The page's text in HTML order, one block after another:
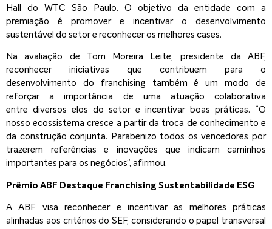
Hall do WTC São Paulo. O objetivo da entidade com a
premiação é promover e incentivar o desenvolvimento
sustentável do setor e reconhecer os melhores cases.
Na avaliação de Tom Moreira Leite, presidente da ABF,
reconhecer iniciativas que contribuem para o
desenvolvimento do franchising também é um modo de
reforçar a importância de uma atuação colaborativa
entre diversos elos do setor e incentivar boas práticas. “O
nosso ecossistema cresce a partir da troca de conhecimento e
da construção conjunta. Parabenizo todos os vencedores por
trazerem referências e inovações que indicam caminhos
importantes para os negócios”, afirmou.
Prêmio ABF Destaque Franchising Sustentabilidade ESG
A ABF visa reconhecer e incentivar as melhores práticas
alinhadas aos critérios do SEF, considerando o papel transversal